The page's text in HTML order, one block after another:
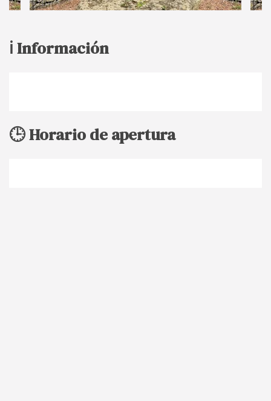
ℹ️ Información
🕒 Horario de apertura